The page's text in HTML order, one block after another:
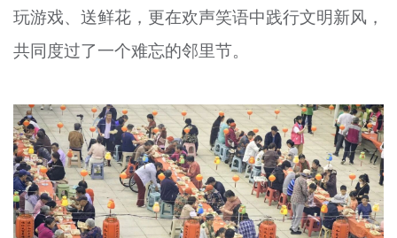
文明评论
北京宣传文化引导基金
宣传思想文化人才
专题
资料库
+
玩游戏、送鲜花，更在欢声笑语中践行文明新风，
共同度过了一个难忘的邻里节。